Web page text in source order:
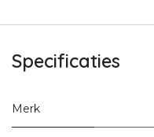
Specificaties
Merk